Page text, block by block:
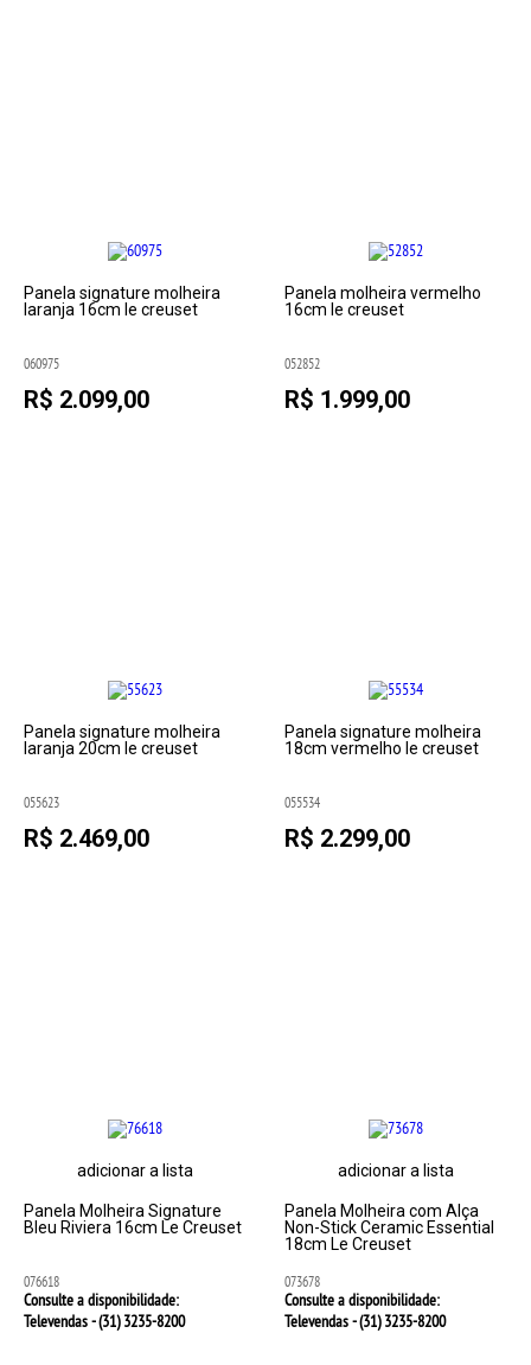
Panela signature molheira
laranja 16cm le creuset
060975
R$ 2.099,00
Panela molheira vermelho
16cm le creuset
052852
R$ 1.999,00
Panela signature molheira
laranja 20cm le creuset
055623
R$ 2.469,00
Panela signature molheira
18cm vermelho le creuset
055534
R$ 2.299,00
adicionar a lista
Panela Molheira Signature
Bleu Riviera 16cm Le Creuset
076618
Consulte a disponibilidade:
Televendas - (31)3235-8200
adicionar a lista
Panela Molheira com Alça
Non-Stick Ceramic Essential
18cm Le Creuset
073678
Consulte a disponibilidade:
Televendas - (31)3235-8200